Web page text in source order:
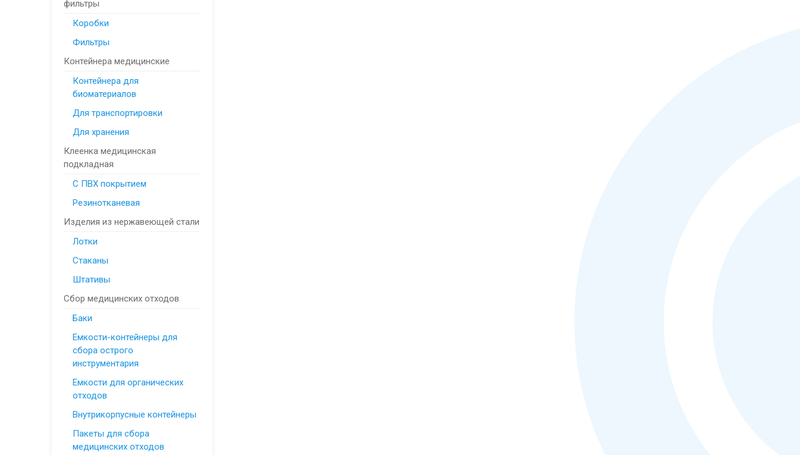
фильтры
Коробки
Фильтры
Контейнера медицинские
Контейнера для
биоматериалов
Для транспортировки
Для хранения
Клеенка медицинская
подкладная
С ПВХ покрытием
Резинотканевая
Изделия из нержавеющей стали
Лотки
Стаканы
Штативы
Сбор медицинских отходов
Баки
Емкости-контейнеры для
сбора острого
инструментария
Емкости для органических
отходов
Внутрикорпусные контейнеры
Пакеты для сбора
медицинских отходов